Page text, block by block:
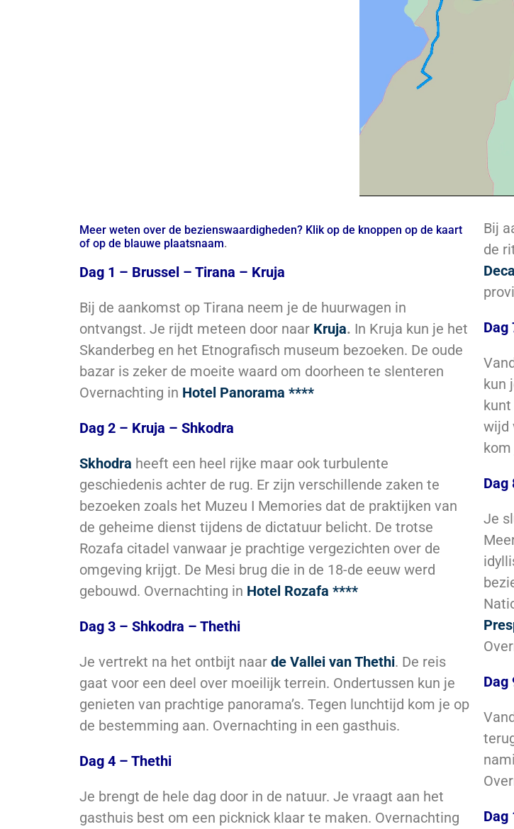
Meer weten over de bezienswaardigheden? Klik op de knoppen op de kaart
of op de blauwe plaatsnaam.
Dag 1 – Brussel – Tirana – Kruja
Bij de aankomst op Tirana neem je de huurwagen in
ontvangst. Je rijdt meteen door naar Kruja. In Kruja kun je het
Skanderbeg en het Etnografisch museum bezoeken. De oude
bazar is zeker de moeite waard om doorheen te slenteren
Overnachting in Hotel Panorama ****
Dag 2 – Kruja – Shkodra
Skhodra heeft een heel rijke maar ook turbulente
geschiedenis achter de rug. Er zijn verschillende zaken te
bezoeken zoals het Muzeu I Memories dat de praktijken van
de geheime dienst tijdens de dictatuur belicht. De trotse
Rozafa citadel vanwaar je prachtige vergezichten over de
omgeving krijgt. De Mesi brug die in de 18-de eeuw werd
gebouwd. Overnachting in Hotel Rozafa ****
Dag 3 – Shkodra – Thethi
Je vertrekt na het ontbijt naar de Vallei van Thethi. De reis
gaat voor een deel over moeilijk terrein. Ondertussen kun je
genieten van prachtige panorama’s. Tegen lunchtijd kom je op
de bestemming aan. Overnachting in een gasthuis.
Dag 4 – Thethi
Je brengt de hele dag door in de natuur. Je vraagt aan het
gasthuis best om een picknick klaar te maken. Overnachting
Bij
de
Dag
kun
wijd
kom
Dag
Je
Dag
Dag